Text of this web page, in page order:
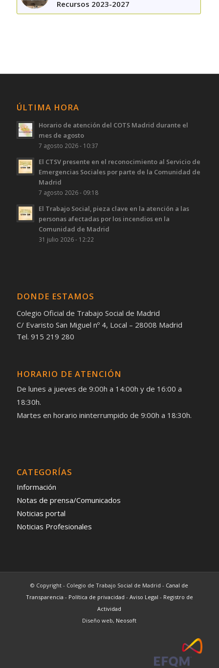
Recursos 2023-2027
ÚLTIMA HORA
Horario de atención del COTS Madrid durante el
mes de agosto
7 agosto 2026 - 10:37
El CTSV presente en el reconocimiento al Servicio de
Emergencias Sociales por parte de la Comunidad de
Madrid
7 agosto 2026 - 09:18
El Trabajo Social, pieza clave en la atención a las
personas afectadas por los incendios en la
Comunidad de Madrid
31 julio 2026 - 12:22
DONDE ESTAMOS
Colegio Oficial de Trabajo Social de Madrid
C/ Evaristo San Miguel nº 4, Local – 28008 Madrid
Tel. 915 219 280
HORARIO DE ATENCIÓN
De lunes a jueves de 9:00h a 14:00h y de 16:00 a
18:30h.
Martes en horario ininterrumpido de 9:00h a 18:30h.
CATEGORÍAS
Información
Notas de prensa/Comunicados
Noticias portal
Noticias Profesionales
© Copyright - Colegio de Trabajo Social de Madrid - Canal de
Transparencia - Política de privacidad - Aviso Legal - Registro de
Actividad
Diseño web, Neosoft